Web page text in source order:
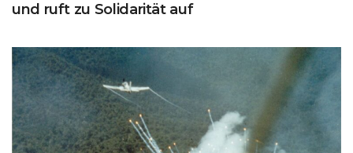
und ruft zu Solidarität auf